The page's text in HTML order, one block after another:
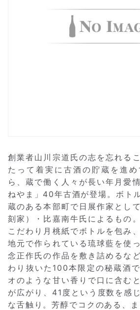
創業者山川宗道氏の志を忘れる
たって着実に古酒の貯蔵を進
ら、蔵で働く人々が長い年月愛
ねやま」40年古酒が登場。ボト
蔵のある本部町で日展作家とし
刻家）・比嘉南牛氏によるもの
こだわり月桃紙でボトルを包み
地元で作られている琉球藍を使
念正作氏の作品を敷き詰めるな
わり抜いた100本限定の秘蔵酒
オのような甘い香りで口に含む
が広がり、41度という度数を感
な舌触り。芳醇でコクのある、